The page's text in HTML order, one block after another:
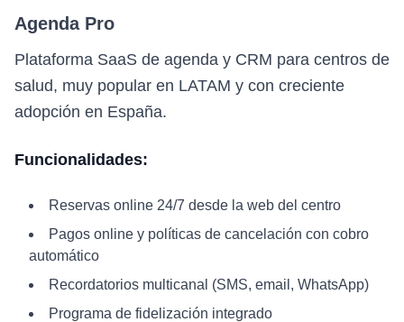
Agenda Pro
Plataforma SaaS de agenda y CRM para centros de
salud, muy popular en LATAM y con creciente
adopción en España.
Funcionalidades:
Reservas online 24/7 desde la web del centro
Pagos online y políticas de cancelación con cobro
automático
Recordatorios multicanal (SMS, email, WhatsApp)
Programa de fidelización integrado